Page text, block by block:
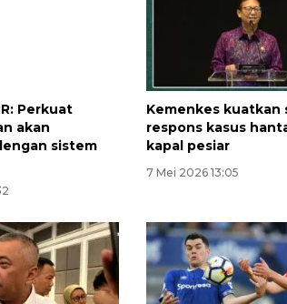
Perkuat
akan
sistem
Kemenkes kuatkan
respons kasus
kapal pesiar
7 Mei 2026 13:05